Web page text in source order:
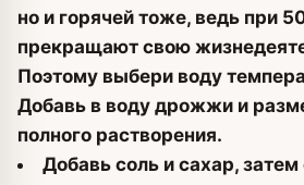
но и горячей тоже, ведь при
прекращают свою
Поэтому выбери воду
Добавь в воду дрожжи и
полного растворения.
Добавь соль и сахар,